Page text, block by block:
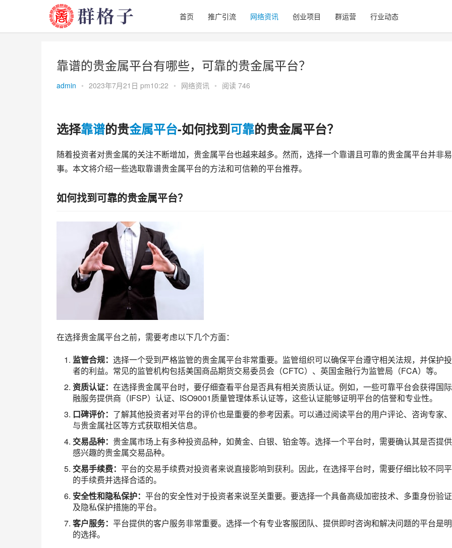
首页 推广引流 网络资讯 创业项目 群运营 行业动态
靠谱的贵金属平台有哪些，可靠的贵金属平台？
admin • 2023年7月21日 pm10:22 • 网络资讯 • 阅读 746
选择靠谱的贵金属平台-如何找到可靠的贵金属平台？
随着投资者对贵金属的关注不断增加，贵金属平台也越来越多。然而，选择一个靠谱且可靠的贵金属平台并非易
事。本文将介绍一些选取靠谱贵金属平台的方法和可信赖的平台推荐。
如何找到可靠的贵金属平台？
在选择贵金属平台之前，需要考虑以下几个方面：
监管合规： 选择一个受到严格监管的贵金属平台非常重要。监管组织可以确保平台遵守相关法规，并保护
者的利益。常见的监管机构包括美国商品期货交易委员会（CFTC）、英国金融行为监管局（FCA）等。
资质认证： 在选择贵金属平台时，要仔细查看平台是否具有相关资质认证。例如，一些可靠平台会获得国
融服务提供商（IFSP）认证、ISO9001质量管理体系认证等，这些认证能够证明平台的信誉和专业性。
口碑评价： 了解其他投资者对平台的评价也是重要的参考因素。可以通过阅读平台的用户评论、咨询专家
与贵金属社区等方式获取相关信息。
交易品种： 贵金属市场上有多种投资品种，如黄金、白银、铂金等。选择一个平台时，需要确认其是否提
感兴趣的贵金属交易品种。
交易手续费： 平台的交易手续费对投资者来说直接影响到获利。因此，在选择平台时，需要仔细比较不同
的手续费并选择合适的。
安全性和隐私保护： 平台的安全性对于投资者来说至关重要。要选择一个具备高级加密技术、多重身份验
及隐私保护措施的平台。
客户服务： 平台提供的客户服务非常重要。选择一个有专业客服团队、提供即时咨询和解决问题的平台是
的选择。